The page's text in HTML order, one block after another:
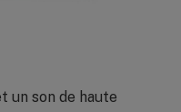
un son de haute